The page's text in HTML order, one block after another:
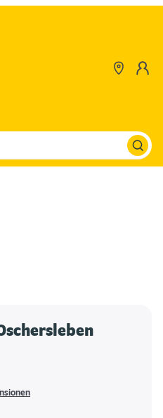
Oschersleben